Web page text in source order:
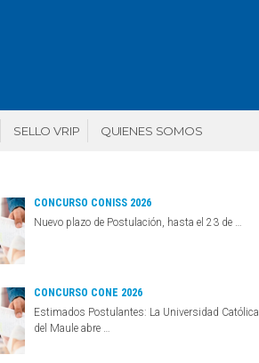
SELLO VRIP QUIENES SOMOS
CONCURSO CONISS 2026
Nuevo plazo de Postulación, hasta el 23 de …
CONCURSO CONE 2026
Estimados Postulantes: La Universidad Católica
del Maule abre …